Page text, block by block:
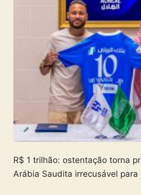
R$ 1 trilhão: ostentação torna
Arábia Saudita irrecusável